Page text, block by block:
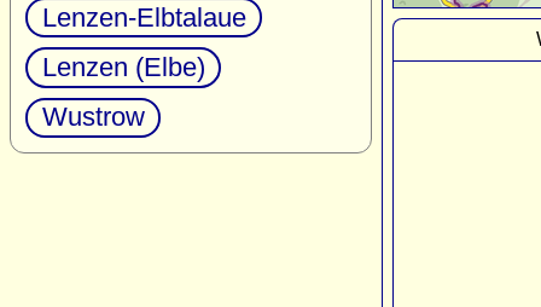
Lenzen-Elbtalaue
Lenzen (Elbe)
Wustrow